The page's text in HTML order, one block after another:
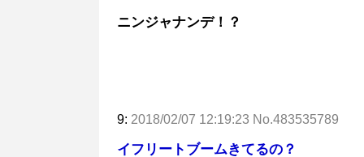
ニンジャナンデ！？
9: 2018/02/07 12:19:23 No.483535789
イフリートブームきてるの？